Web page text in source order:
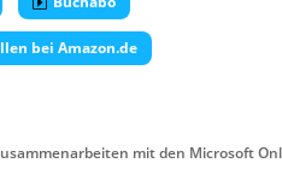
bei Amazon.de
mit den Microsoft